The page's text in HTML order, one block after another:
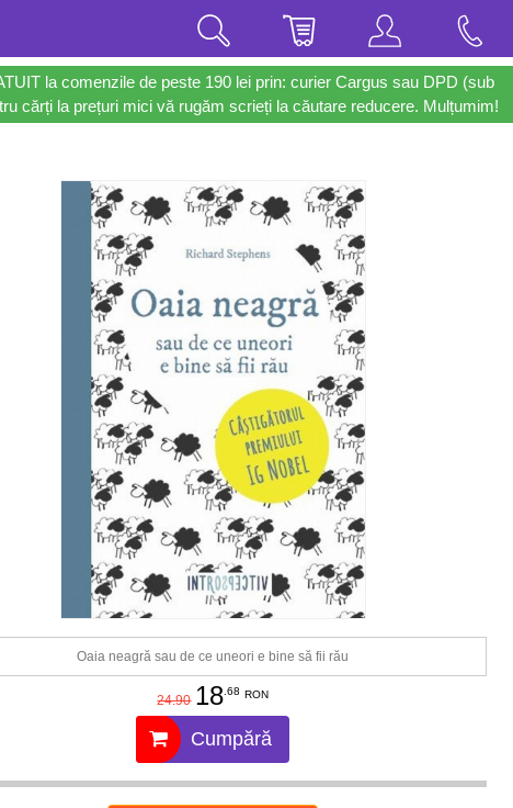
la comenzile de peste 190 lei prin: curier Cargus sau DPD (sub
cărți la prețuri mici vă rugăm scrieți la căutare reducere. Mulțumim!
Oaia neagră sau de ce uneori e bine să fii rău
24.90 18 .68 RON
Cumpără